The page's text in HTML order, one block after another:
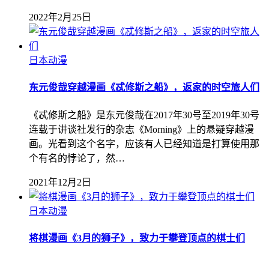
2022年2月25日
日本动漫
东元俊哉穿越漫画《忒修斯之船》，返家的时空旅人们
《忒修斯之船》是东元俊哉在2017年30号至2019年30号
连载于讲谈社发行的杂志《Morning》上的悬疑穿越漫
画。光看到这个名字，应该有人已经知道是打算使用那
个有名的悖论了，然…
2021年12月2日
日本动漫
将棋漫画《3月的狮子》，致力于攀登顶点的棋士们